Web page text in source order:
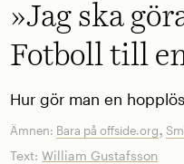
»Jag ska
Fotboll till
Hur gör man en
Ämnen: Bara på offside.org,
Text:William Gustafsson